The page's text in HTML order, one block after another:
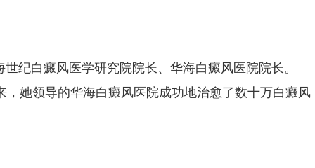
白癜风医学研究院院长、华海白癜风医院院长。
她领导的华海白癜风医院成功地治愈了数十万白癜风